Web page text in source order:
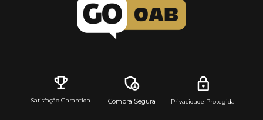
Compra Segura Privacidade Protegida
Satisfação Garantida